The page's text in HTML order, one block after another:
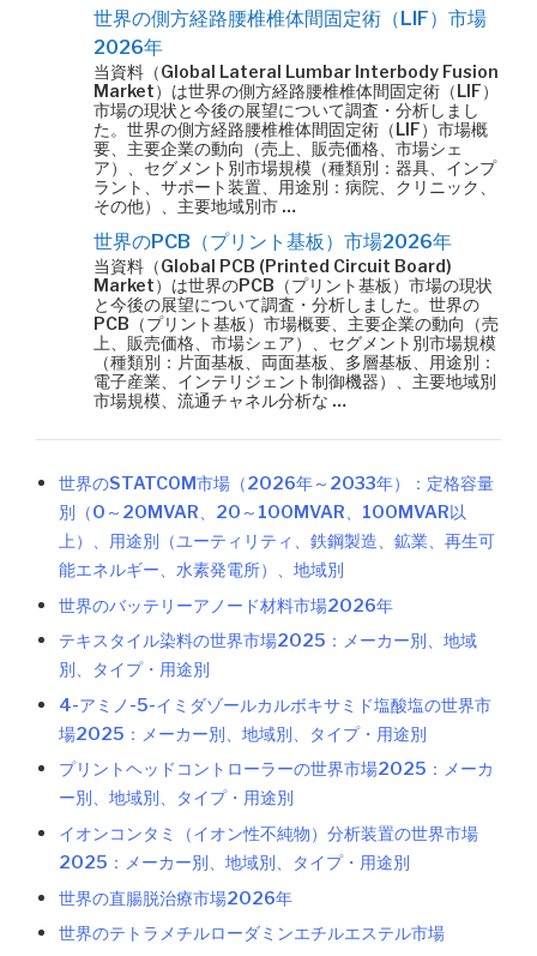
世界の側方経路腰椎椎体間固定術（LIF）市場
2026年
当資料（Global Lateral Lumbar Interbody Fusion
Market）は世界の側方経路腰椎椎体間固定術（LIF）
市場の現状と今後の展望について調査・分析しまし
た。世界の側方経路腰椎椎体間固定術（LIF）市場概
要、主要企業の動向（売上、販売価格、市場シェ
ア）、セグメント別市場規模（種類別：器具、インプ
ラント、サポート装置、用途別：病院、クリニック、
その他）、主要地域別市 …
世界のPCB（プリント基板）市場2026年
当資料（Global PCB (Printed Circuit Board)
Market）は世界のPCB（プリント基板）市場の現状
と今後の展望について調査・分析しました。世界の
PCB（プリント基板）市場概要、主要企業の動向（売
上、販売価格、市場シェア）、セグメント別市場規模
（種類別：片面基板、両面基板、多層基板、用途別：
電子産業、インテリジェント制御機器）、主要地域別
市場規模、流通チャネル分析な …
世界のSTATCOM市場（2026年～2033年）：定格容量
別（0～20MVAR、20～100MVAR、100MVAR以
上）、用途別（ユーティリティ、鉄鋼製造、鉱業、再生可
能エネルギー、水素発電所）、地域別
世界のバッテリーアノード材料市場2026年
テキスタイル染料の世界市場2025：メーカー別、地域
別、タイプ・用途別
4-アミノ-5-イミダゾールカルボキサミド塩酸塩の世界市
場2025：メーカー別、地域別、タイプ・用途別
プリントヘッドコントローラーの世界市場2025：メーカ
ー別、地域別、タイプ・用途別
イオンコンタミ（イオン性不純物）分析装置の世界市場
2025：メーカー別、地域別、タイプ・用途別
世界の直腸脱治療市場2026年
世界のテトラメチルローダミンエチルエステル市場